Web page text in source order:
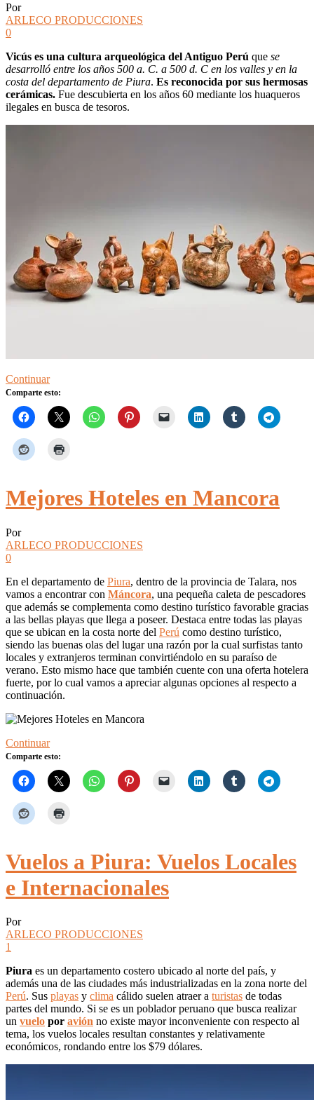
Por
ARLECO PRODUCCIONES
0
Vicús es una cultura arqueológica del Antiguo Perú que se
desarrolló entre los años 500 a. C. a 500 d. C en los valles y en la
costa del departamento de Piura. Es reconocida por sus hermosas
cerámicas. Fue descubierta en los años 60 mediante los huaqueros
ilegales en busca de tesoros.
Continuar
Comparte esto:
Mejores Hoteles en Mancora
Por
ARLECO PRODUCCIONES
0
En el departamento de Piura, dentro de la provincia de Talara, nos
vamos a encontrar con Máncora, una pequeña caleta de pescadores
que además se complementa como destino turístico favorable gracias
a las bellas playas que llega a poseer. Destaca entre todas las playas
que se ubican en la costa norte del Perú como destino turístico,
siendo las buenas olas del lugar una razón por la cual surfistas tanto
locales y extranjeros terminan convirtiéndolo en su paraíso de
verano. Esto mismo hace que también cuente con una oferta hotelera
fuerte, por lo cual vamos a apreciar algunas opciones al respecto a
continuación.
Continuar
Comparte esto:
Vuelos a Piura: Vuelos Locales
e Internacionales
Por
ARLECO PRODUCCIONES
1
Piura es un departamento costero ubicado al norte del país, y
además una de las ciudades más industrializadas en la zona norte del
Perú. Sus playas y clima cálido suelen atraer a turistas de todas
partes del mundo. Si se es un poblador peruano que busca realizar
un vuelo por avión no existe mayor inconveniente con respecto al
tema, los vuelos locales resultan constantes y relativamente
económicos, rondando entre los $79 dólares.